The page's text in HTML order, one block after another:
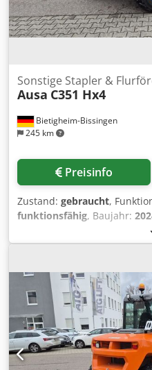
Bietigheim-Bissingen
245 km
Sonstige Stapler &
Ausa C351 Hx4
Preisinfo
Zustand: gebraucht,
funktionsfähig, Baujahr:
,
4’540 mm, Antriebsart:
Technisch: Neu Bereifung
Grösse: 16/70-20 Bereifung
hinten Grösse: 12-16,5
Kippunterstützung •
Sensorüberwachung •
Aus-Taste •
Berganfahrhilfe •